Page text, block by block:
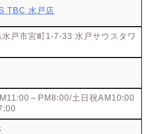
TBC 水戸店
水戸市宮町1-7-33 水戸サウスタワ
～PM8:00/土日祝AM10:00